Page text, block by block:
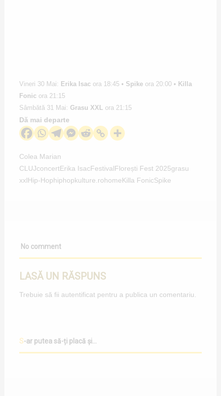
Vineri 30 Mai: Erika Isacora 18:45 • Spikeora 20:00 • Killa
Fonicora 21:15
Sâmbătă 31 Mai: Grasu XXL ora 21:15
Dă mai departe
Colea Marian
CLUJconcertErika IsacFestivalFlorești Fest 2025grasu
xxlHip-Hophiphopkulture.rohomeKilla FonicSpike
No comment
LASĂ UN RĂSPUNS
Trebuie să fii autentificatpentru a publica un comentariu.
S-ar putea să-ți placă și...